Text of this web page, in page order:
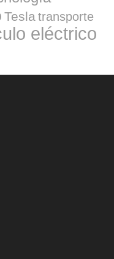
Tesla transporte
eléctrico